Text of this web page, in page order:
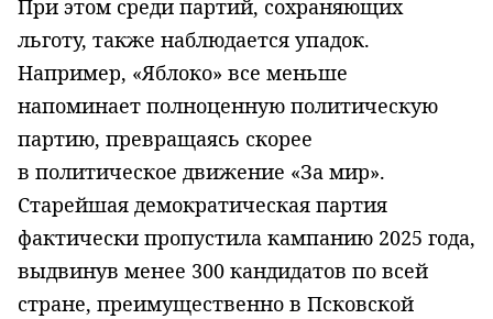
При этом среди партий, сохраняющих
льготу, также наблюдается упадок.
Например, «Яблоко» все меньше
напоминает полноценную политическую
партию, превращаясь скорее
в политическое движение «За мир».
Старейшая демократическая партия
фактически пропустила кампанию 2025 года,
выдвинув менее 300 кандидатов по всей
стране, преимущественно в Псковской